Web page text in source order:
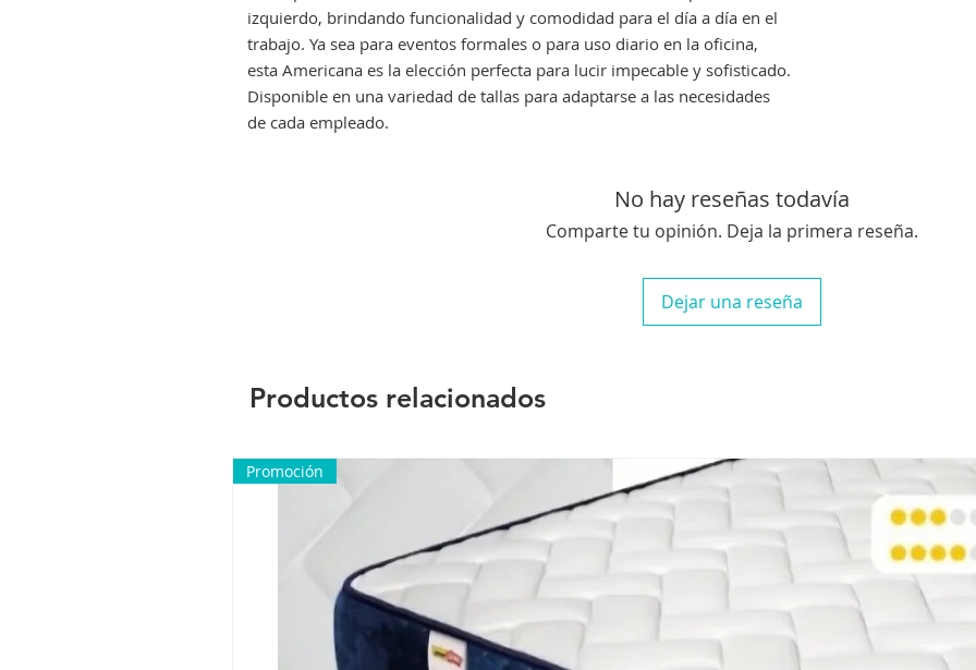
izquierdo, brindando funcionalidad y comodidad para el día a día en el
trabajo. Ya sea para eventos formales o para uso diario en la oficina,
esta Americana es la elección perfecta para lucir impecable y sofisticado.
Disponible en una variedad de tallas para adaptarse a las necesidades
de cada empleado.
No hay reseñas todavía
Comparte tu opinión. Deja la primera reseña.
Dejar una reseña
Productos relacionados
Promoción